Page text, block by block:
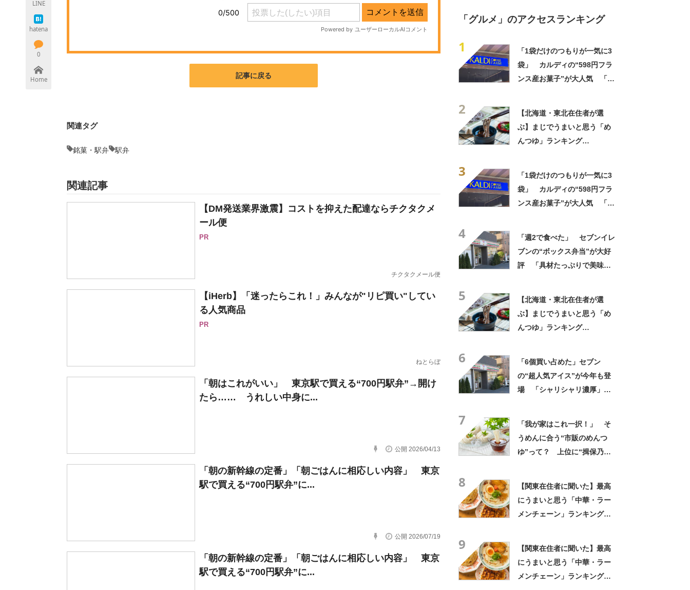
LINE
hatena
0
Home 記事に戻る
関連タグ
銘菓・駅弁 駅弁
関連記事
【DM発送業界激震】コストを抑えた配達ならチクタクメ
ール便
PR
チクタクメール便
【iHerb】「迷ったらこれ！」みんなが"リピ買い"してい
る人気商品
PR
ねとらぼ
「朝はこれがいい」 東京駅で買える“700円駅弁”→開け
たら…… うれしい中身に...
公開 2026/04/13
「朝の新幹線の定番」「朝ごはんに相応しい内容」 東京
駅で買える“700円駅弁”に...
公開 2026/07/19
「朝の新幹線の定番」「朝ごはんに相応しい内容」 東京
駅で買える“700円駅弁”に...
「グルメ」のアクセスランキング
1
「1袋だけのつもりが一気に3
袋」 カルディの“598円フラ
ンス産お菓子”が大人気 「デ
2
【北海道・東北在住者が選
ぶ】まじでうまいと思う「め
んつゆ」ランキング
3
「1袋だけのつもりが一気に3
袋」 カルディの“598円フラ
ンス産お菓子”が大人気 「デ
4
「週2で食べた」 セブンイレ
ブンの“ボックス弁当”が大好
評 「具材たっぷりで美味し
5
【北海道・東北在住者が選
ぶ】まじでうまいと思う「め
んつゆ」ランキング
6
「6個買い占めた」セブン
の“超人気アイス”が今年も登
場 「シャリシャリ濃厚」
7
「我が家はこれ一択！」 そ
うめんに合う“市販のめんつ
ゆ”って？ 上位に“揖保乃
8
【関東在住者に聞いた】最高
にうまいと思う「中華・ラー
メンチェーン」ランキング
9
【関東在住者に聞いた】最高
にうまいと思う「中華・ラー
メンチェーン」ランキング